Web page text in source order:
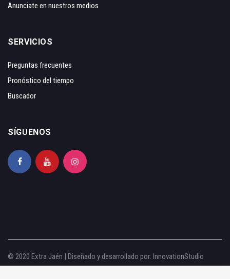
Anunciate en nuestros medios
SERVICIOS
Preguntas frecuentes
Pronóstico del tiempo
Buscador
SÍGUENOS
© 2020 Extra Jaén | Diseñado y desarrollado por: InnovationStudio